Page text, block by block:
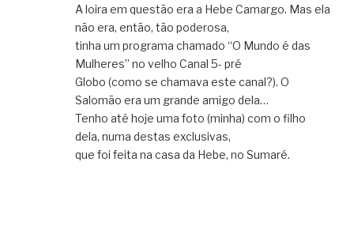
A loira em questão era a Hebe Camargo. Mas ela
não era, então, tão poderosa,
tinha um programa chamado “O Mundo é das
Mulheres” no velho Canal 5- pré
Globo (como se chamava este canal?). O
Salomão era um grande amigo dela…
Tenho até hoje uma foto (minha) com o filho
dela, numa destas exclusivas,
que foi feita na casa da Hebe, no Sumaré.